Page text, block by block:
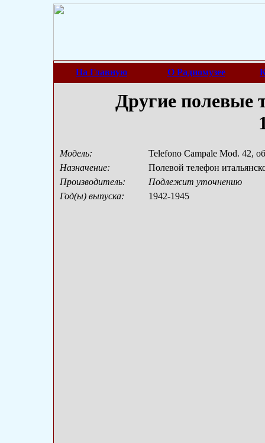
На Главную О Радиомузее
Другие полевые
Модель:
Telefono Campale Mod. 42,
Назначение:
Полевой телефон
Производитель:
Подлежит уточнению
Год(ы) выпуска:
1942-1945